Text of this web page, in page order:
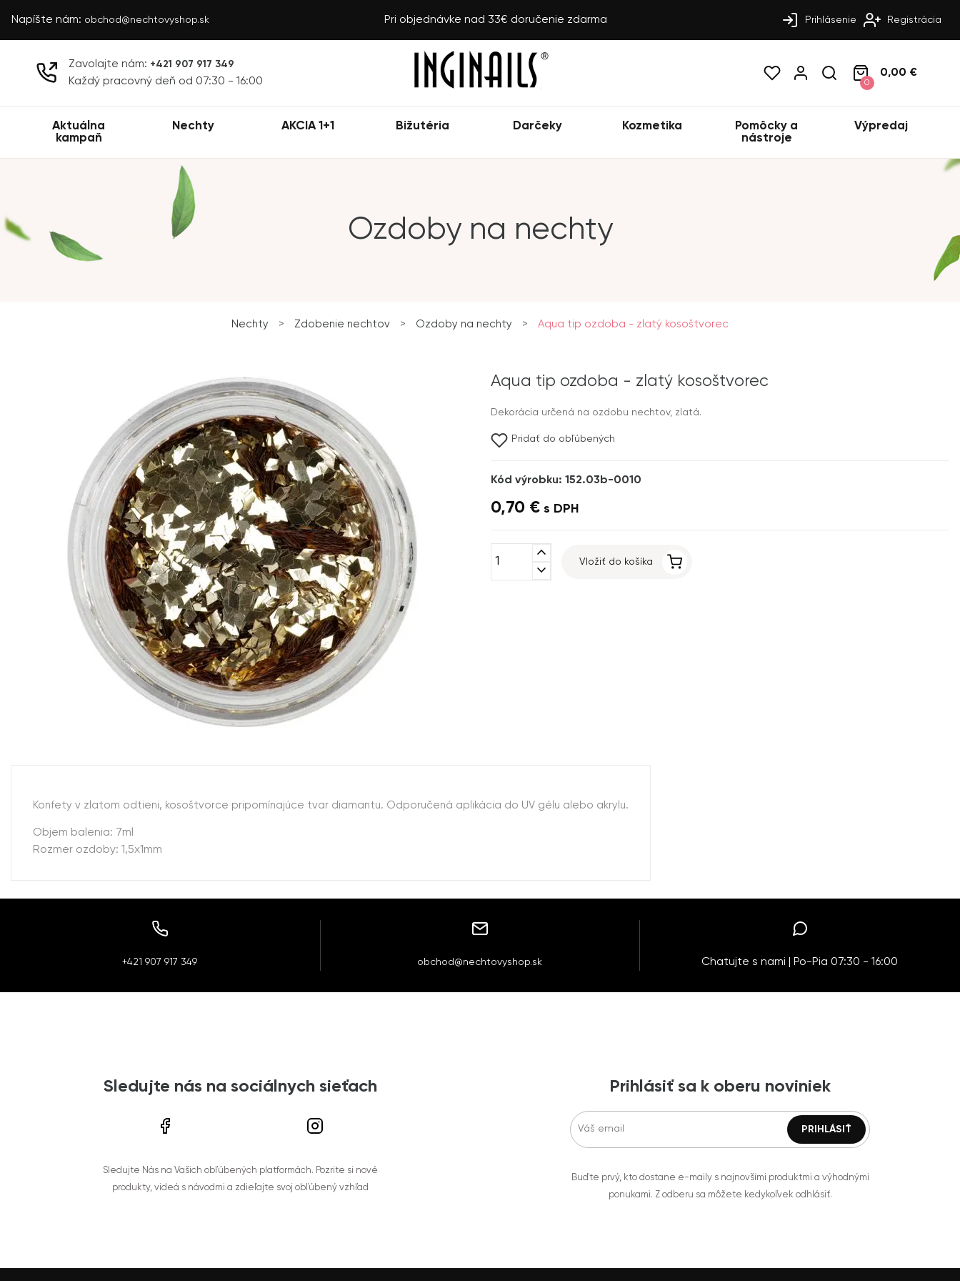
Napíšte nám: obchod@nechtovyshop.sk Pri objednávke nad 33€ doručenie zdarma Prihlásenie Registrácia
Zavolajte nám: +421 907 917 349
Každý pracovný deň od 07:30 - 16:00 0
0,00 €
Aktuálna
kampaň
Nechty AKCIA 1+1 Bižutéria Darčeky Kozmetika
Pomôcky a
nástroje
Výpredaj
Ozdoby na nechty
Nechty > Zdobenie nechtov > Ozdoby na nechty > Aqua tip ozdoba - zlatý kosoštvorec
Aqua tip ozdoba - zlatý kosoštvorec
Dekorácia určená na ozdobu nechtov, zlatá.
Pridať do obľúbených
Kód výrobku: 152.03b-0010
0,70 € s DPH
expand_less
expand_more
Vložiť do košíka
Konfety v zlatom odtieni, kosoštvorce pripomínajúce tvar diamantu. Odporučená aplikácia do UV gélu alebo akrylu.
Objem balenia: 7ml
Rozmer ozdoby: 1,5x1mm
+421 907 917 349 obchod@nechtovyshop.sk Chatujte s nami | Po-Pia 07:30 - 16:00
Sledujte nás na sociálnych sieťach
Sledujte Nás na Vašich obľúbených platformách. Pozrite si nové
produkty, videá s návodmi a zdieľajte svoj obľúbený vzhľad
Prihlásiť sa k oberu noviniek
Buďte prvý, kto dostane e-maily s najnovšími produktmi a výhodnými
ponukami. Z odberu sa môžete kedykoľvek odhlásiť.